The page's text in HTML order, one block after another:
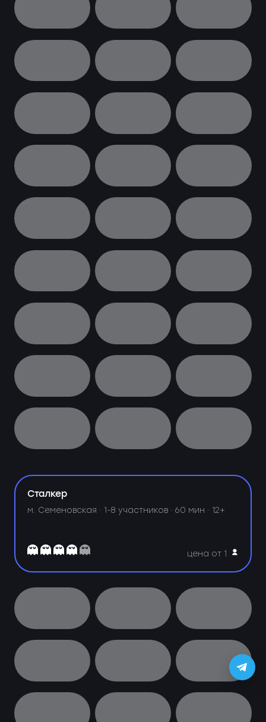
Сталкер
м. Семеновская · 1-8 участников · 60 мин · 12+
цена от 1